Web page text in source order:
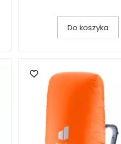
Do koszyka